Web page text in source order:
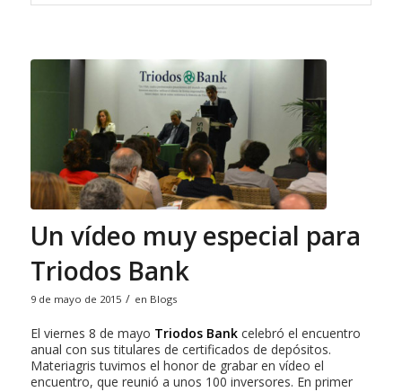
Un vídeo muy especial para
Triodos Bank
9 de mayo de 2015 / en Blogs
El viernes 8 de mayo Triodos Bankcelebró el encuentro
anual con sus titulares de certificados de depósitos.
Materiagris tuvimos el honor de grabar en vídeo el
encuentro, que reunió a unos 100 inversores. En primer